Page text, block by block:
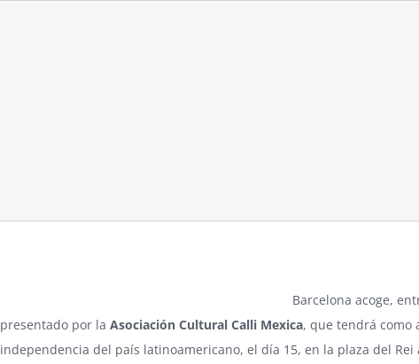
Barcelona acoge,
presentado por la Asociación Cultural Calli Mexica, que tendrá como
independencia del país latinoamericano, el día 15, en la plaza del Rei